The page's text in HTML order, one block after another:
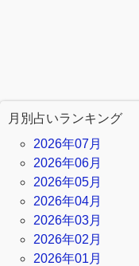
月別占いランキング
2026年07月
2026年06月
2026年05月
2026年04月
2026年03月
2026年02月
2026年01月